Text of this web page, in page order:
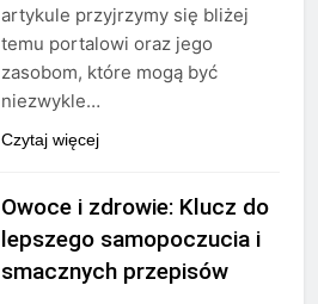
artykule przyjrzymy się bliżej
temu portalowi oraz jego
zasobom, które mogą być
niezwykle…
Czytaj więcej
Owoce i zdrowie: Klucz do
lepszego samopoczucia i
smacznych przepisów